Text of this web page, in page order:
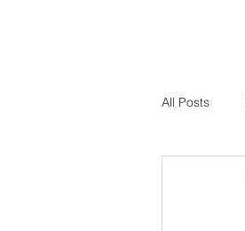
All Posts